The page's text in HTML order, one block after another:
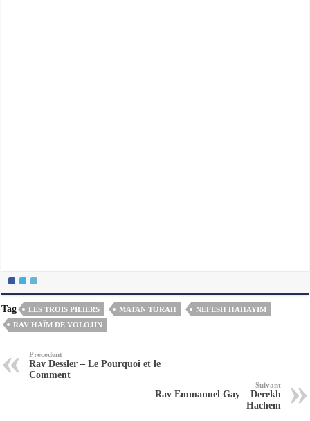
Tag LES TROIS PILIERS MATAN TORAH
NEFESH HAHAYIM
RAV HAÏM DE VOLOJIN
Précédent
Rav Dessler – Le Pourquoi et le
Comment
Suivant
Rav Emmanuel Gay – Derekh
Hachem